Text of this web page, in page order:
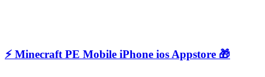
⚡️ Minecraft PE Mobile iPhone ios Appstore 🎁